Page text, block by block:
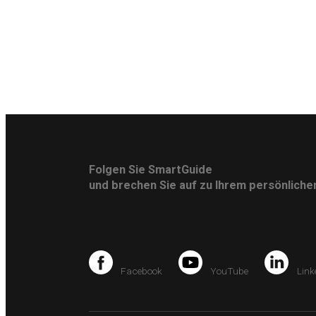
Folgen Sie SmartGuide
und brechen Sie auf zu Ihrem
Facebook YouTube